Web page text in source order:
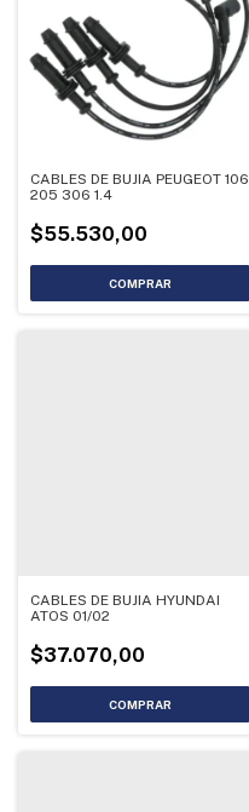
CABLES DE BUJIA PEUGEOT 106
205 306 1.4
$55.530,00
CABLES DE BUJIA HYUNDAI
ATOS 01/02
$37.070,00